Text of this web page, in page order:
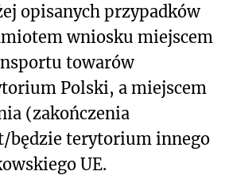
opisanych przypadków
wniosku miejscem
towarów
Polski, a miejscem
(zakończenia
będzie terytorium innego
UE.